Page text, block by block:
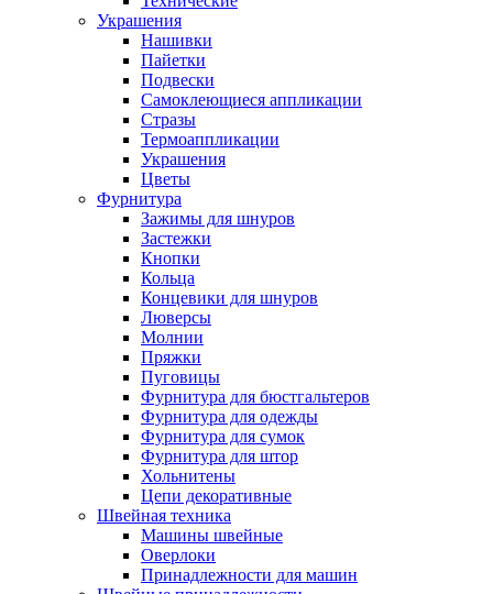
Украшения
Нашивки
Пайетки
Подвески
Самоклеющиеся аппликации
Стразы
Термоаппликации
Украшения
Цветы
Фурнитура
Зажимы для шнуров
Застежки
Кнопки
Кольца
Концевики для шнуров
Люверсы
Молнии
Пряжки
Пуговицы
Фурнитура для бюстгальтеров
Фурнитура для одежды
Фурнитура для сумок
Фурнитура для штор
Хольнитены
Цепи декоративные
Швейная техника
Машины швейные
Оверлоки
Принадлежности для машин